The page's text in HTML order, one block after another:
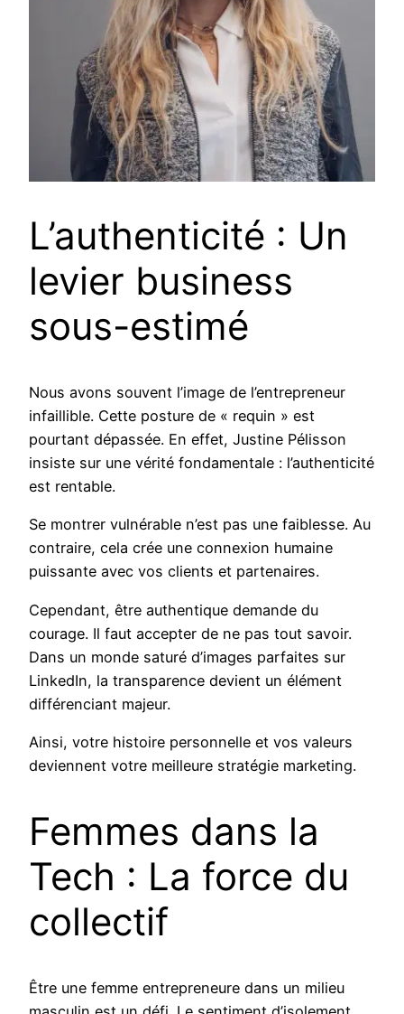
L’authenticité : Un
levier business
sous-estimé
Nous avons souvent l’image de l’entrepreneur
infaillible. Cette posture de « requin » est
pourtant dépassée. En effet, Justine Pélisson
insiste sur une vérité fondamentale : l’authenticité
est rentable.
Se montrer vulnérable n’est pas une faiblesse. Au
contraire, cela crée une connexion humaine
puissante avec vos clients et partenaires.
Cependant, être authentique demande du
courage. Il faut accepter de ne pas tout savoir.
Dans un monde saturé d’images parfaites sur
LinkedIn, la transparence devient un élément
différenciant majeur.
Ainsi, votre histoire personnelle et vos valeurs
deviennent votre meilleure stratégie marketing.
Femmes dans la
Tech : La force du
collectif
Être une femme entrepreneure dans un milieu